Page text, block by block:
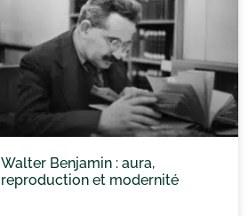
Walter Benjamin : aura,
reproduction et modernité